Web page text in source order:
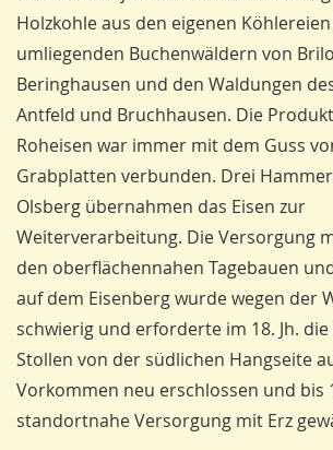
Holzkohle aus den eigenen
umliegenden Buchenwäldern von
Beringhausen und den Waldungen
Antfeld und Bruchhausen. Die
Roheisen war immer mit dem Guss
Grabplatten verbunden. Drei
Olsberg übernahmen das Eisen zur
Weiterverarbeitung. Die Versorgung
den oberflächennahen Tagebauen
auf dem Eisenberg wurde wegen der
schwierig und erforderte im 18. Jh. die
Stollen von der südlichen Hangseite
Vorkommen neu erschlossen und bis
standortnahe Versorgung mit Erz